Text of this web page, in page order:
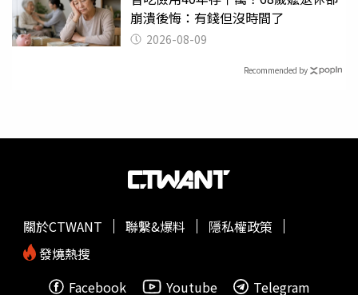
崩潰後悔：有錢但沒時間了
2026-08-09
Recommended by
關於CTWANT 聯繫&爆料
隱私權政策
發燒熱搜
Facebook
Youtube Telegram